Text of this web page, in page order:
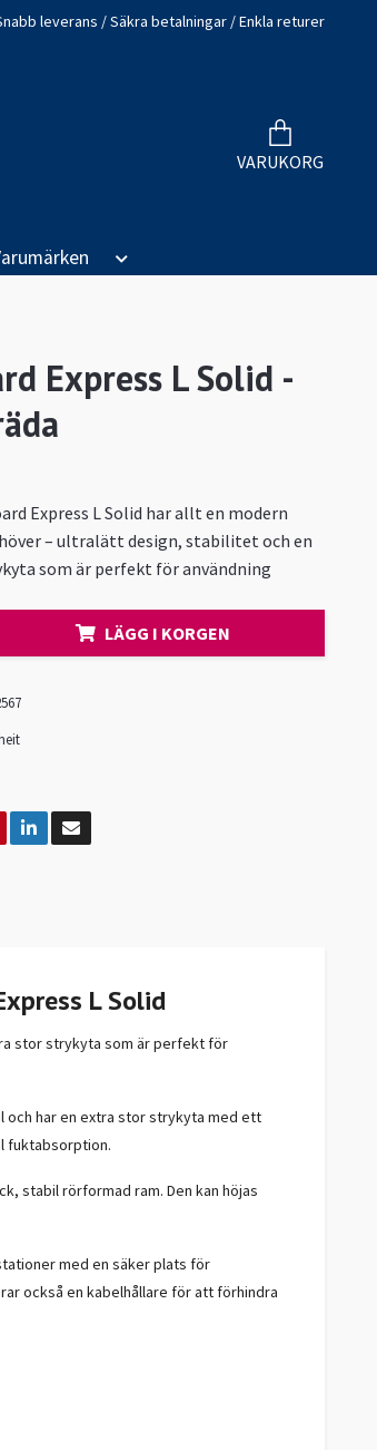
leverans / Säkra betalningar / Enkla returer
VARUKORG
Express L Solid -
Express L Solid har allt en modern
– ultralätt design, stabilitet och en
som är perfekt för användning
LÄGG I KORGEN
L Solid
stor strykyta som är perfekt för
och har en extra stor strykyta med ett
fuktabsorption.
stabil rörformad ram. Den kan höjas
med en säker plats för
också en kabelhållare för att förhindra